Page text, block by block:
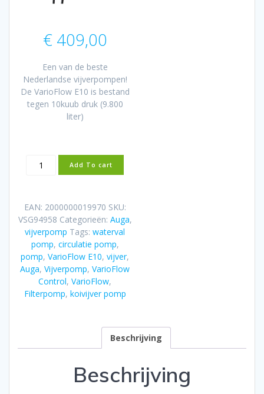
€409,00
Een van de beste
Nederlandse vijverpompen!
De VarioFlow E10 is bestand
tegen 10kuub druk (9.800
liter)
Auga
Vijverpomp
E10
aantal
Add To cart
EAN: 2000000019970 SKU:
VSG94958 Categorieën: Auga,
vijverpomp Tags: waterval
pomp, circulatie pomp,
pomp, VarioFlow E10, vijver,
Auga, Vijverpomp, VarioFlow
Control, VarioFlow,
Filterpomp, koivijver pomp
Beschrijving
Beschrijving